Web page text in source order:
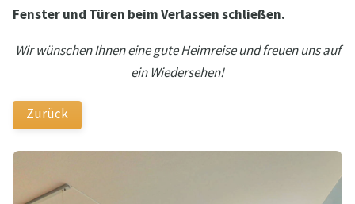
Fenster und Türen beim Verlassen schließen.
Wir wünschen Ihnen eine gute Heimreise und freuen uns auf
ein Wiedersehen!
Zurück